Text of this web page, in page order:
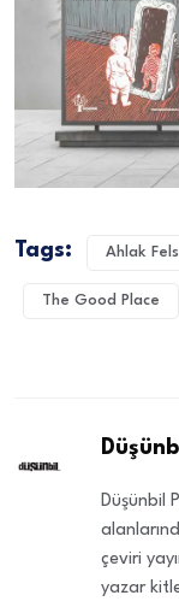
Tags: Ahlak
The Good Place
Düşünbil
çeviri
yazar